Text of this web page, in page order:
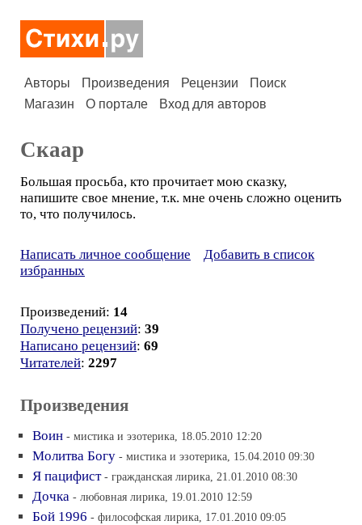
Авторы Произведения Рецензии
Поиск
Магазин
О портале Вход для авторов
Скаар
Большая просьба, кто прочитает мою сказку,
напишите свое мнение, т.к. мне очень сложно оценить
то, что получилось.
Написать личное сообщение
Добавить в список
избранных
Произведений: 14
Получено рецензий: 39
Написано рецензий: 69
Читателей: 2297
Произведения
Воин - мистика и эзотерика, 18.05.2010 12:20
Молитва Богу - мистика и эзотерика, 15.04.2010 09:30
Я пацифист - гражданская лирика, 21.01.2010 08:30
Дочка - любовная лирика, 19.01.2010 12:59
Бой 1996 - философская лирика, 17.01.2010 09:05